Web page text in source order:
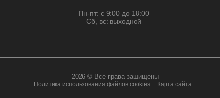
Пн-пт: с 9:00 до 18:00
Сб, вс: выходной
2026 © Все права защищены
Политика использования файлов cookies Карта сайта